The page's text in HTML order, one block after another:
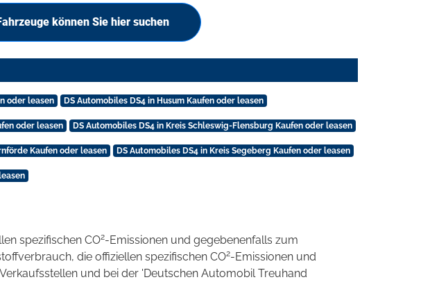
können Sie hier suchen
oder leasen DS Automobiles DS4 in Husum Kaufen oder leasen
oder leasen DS Automobiles DS4 in Kreis Schleswig-Flensburg Kaufen oder leasen
Kaufen oder leasen DS Automobiles DS4 in Kreis Segeberg Kaufen oder leasen
spezifischen CO2-Emissionen und gegebenenfalls zum
die offiziellen spezifischen CO2-Emissionen und
und bei der 'Deutschen Automobil Treuhand